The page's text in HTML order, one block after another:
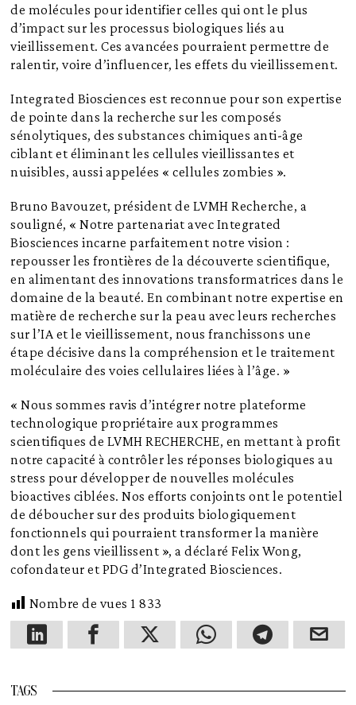
de molécules pour identifier celles qui ont le plus
d’impact sur les processus biologiques liés au
vieillissement. Ces avancées pourraient permettre de
ralentir, voire d’influencer, les effets du vieillissement.
Integrated Biosciences est reconnue pour son expertise
de pointe dans la recherche sur les composés
sénolytiques, des substances chimiques anti-âge
ciblant et éliminant les cellules vieillissantes et
nuisibles, aussi appelées « cellules zombies ».
Bruno Bavouzet, président de LVMH Recherche, a
souligné, « Notre partenariat avec Integrated
Biosciences incarne parfaitement notre vision :
repousser les frontières de la découverte scientifique,
en alimentant des innovations transformatrices dans le
domaine de la beauté. En combinant notre expertise en
matière de recherche sur la peau avec leurs recherches
sur l’IA et le vieillissement, nous franchissons une
étape décisive dans la compréhension et le traitement
moléculaire des voies cellulaires liées à l’âge. »
« Nous sommes ravis d’intégrer notre plateforme
technologique propriétaire aux programmes
scientifiques de LVMH RECHERCHE, en mettant à profit
notre capacité à contrôler les réponses biologiques au
stress pour développer de nouvelles molécules
bioactives ciblées. Nos efforts conjoints ont le potentiel
de déboucher sur des produits biologiquement
fonctionnels qui pourraient transformer la manière
dont les gens vieillissent », a déclaré Felix Wong,
cofondateur et PDG d’Integrated Biosciences.
Nombre de vues 1 833
TAGS